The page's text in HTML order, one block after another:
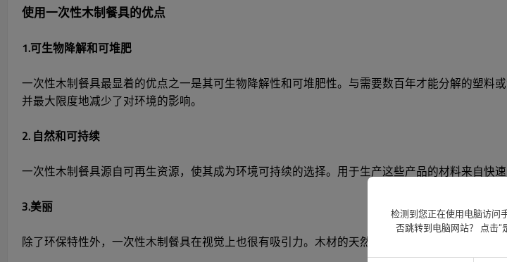
使用一次性木制餐具的优点
1.可生物降解和可堆肥
一次性木制餐具最显着的优点之一是其可生物降解性和可堆肥性。与需要数百年才能分解的塑料
并最大限度地减少了对环境的影响。
2. 自然和可持续
一次性木制餐具源自可再生资源，使其成为环境可持续的选择。用于生产这些产品的材料来自快
3.美丽
除了环保特性外，一次性木制餐具在视觉上也很有吸引力。木材的天然纹理和图案可为任何活动
检测到您正在使用电脑访问
否跳转到电脑网站？ 点击“